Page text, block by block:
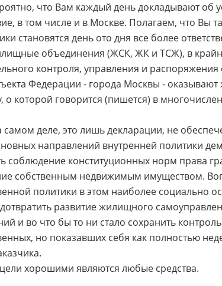
что Вам каждый день докладывают об
в том числе и в Москве. Полагаем, что Вы
становятся день ото дня все более
объединения (ЖСК, ЖК и ТСЖ), в
контроля, управления и
Федерации - города Москвы -
о которой говорится (пишется) в
самом деле, это лишь декларации, не
направлений внутренней политики
соблюдение конституционных норм права
собственным недвижимым имуществом.
политики в этом наиболее социально
развитие жилищного
и во что бы то ни стало сохранить
но показавших себя как полностью
хорошими являются любые средства.